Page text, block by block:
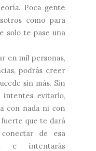
Poca gente
como para
solo te pase una
en mil personas,
podrás creer
sin más. Sin
intentes evitarlo,
con nada ni con
que te dará
de esa
e intentarás